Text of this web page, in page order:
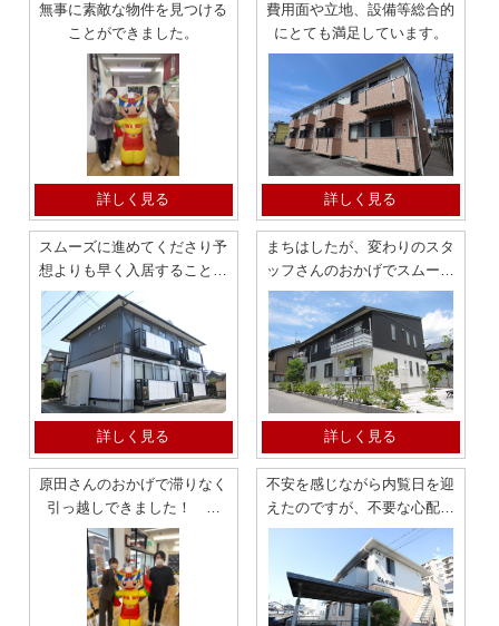
無事に素敵な物件を見つける
ことができました。
詳しく見る
費用面や立地、設備等総合的
にとても満足しています。
詳しく見る
スムーズに進めてくださり予
想よりも早く入居することが
できました。 清田町 1LDK
詳しく見る
まちはしたが、変わりのスタ
ッフさんのおかげでスムーズ
に事が運び助かりました 緑
町 2LDK
詳しく見る
原田さんのおかげで滞りなく
引っ越しできました！ 貸
家 形原
不安を感じながら内覧日を迎
えたのですが、不要な心配に
終わってホッとしました。
1LDK アパート